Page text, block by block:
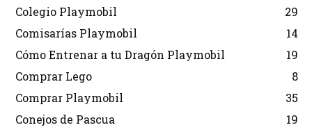
Colegio Playmobil
29
Comisarías Playmobil
14
Cómo Entrenar a tu Dragón Playmobil
19
Comprar Lego
8
Comprar Playmobil
35
Conejos de Pascua
19